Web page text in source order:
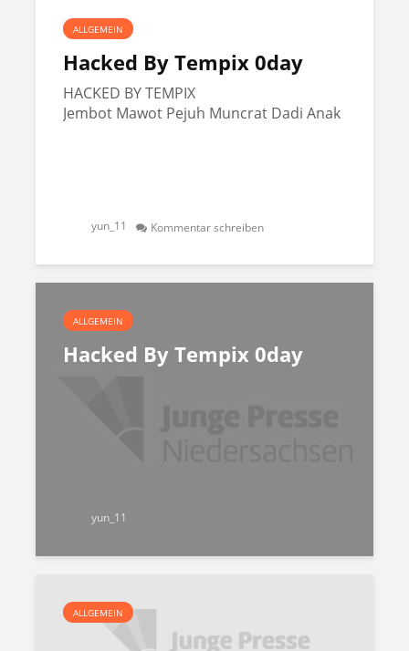
ALLGEMEIN
Hacked By Tempix 0day
HACKED BY TEMPIX
Jembot Mawot Pejuh Muncrat Dadi Anak
yun_11 Kommentar schreiben
ALLGEMEIN
Hacked By Tempix 0day
yun_11
ALLGEMEIN